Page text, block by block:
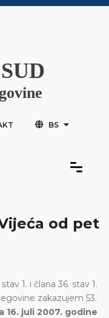
BS
od pet
1. i člana 36. stav 1.
zakazujem 53.
16. juli 2007. godine